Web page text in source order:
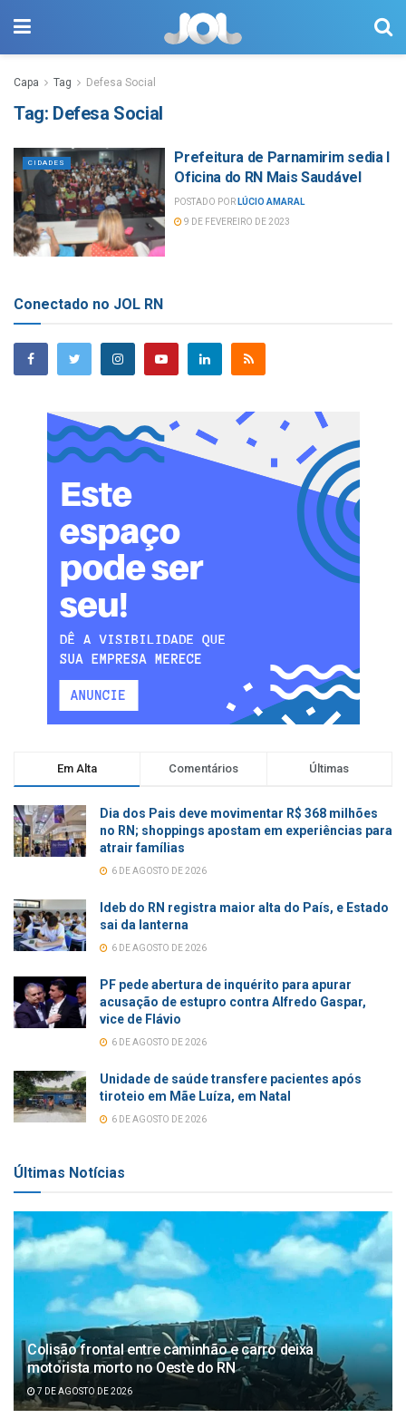
Capa Tag Defesa Social
Tag: Defesa Social
CIDADES
Prefeitura de Parnamirim sedia I
Oficina do RN Mais Saudável
POSTADO POR LÚCIO AMARAL
9 DE FEVEREIRO DE 2023
Conectado no JOL RN
Em Alta Comentários Últimas
Dia dos Pais deve movimentar R$ 368 milhões
no RN; shoppings apostam em experiências para
atrair famílias
6 DE AGOSTO DE 2026
Ideb do RN registra maior alta do País, e Estado
sai da lanterna
6 DE AGOSTO DE 2026
PF pede abertura de inquérito para apurar
acusação de estupro contra Alfredo Gaspar,
vice de Flávio
6 DE AGOSTO DE 2026
Unidade de saúde transfere pacientes após
tiroteio em Mãe Luíza, em Natal
6 DE AGOSTO DE 2026
Últimas Notícias
Colisão frontal entre caminhão e carro deixa
motorista morto no Oeste do RN
7 DE AGOSTO DE 2026